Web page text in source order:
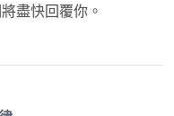
盡快回覆你。